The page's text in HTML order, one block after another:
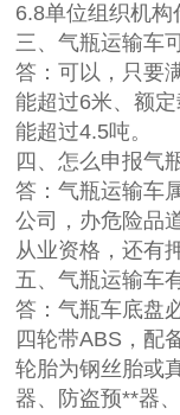
6.8单位组织机构
三、气瓶运输车
答：可以，只要
能超过6米、额
能超过4.5吨。
四、怎么申报气
答：气瓶运输车
公司，办危险品
从业资格，还有
五、气瓶运输车
答：气瓶车底盘
四轮带ABS，配
轮胎为钢丝胎或
器、防盗预**器